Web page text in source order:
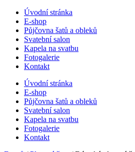
Úvodní stránka
E-shop
Půjčovna šatů a obleků
Svatební salon
Kapela na svatbu
Fotogalerie
Kontakt
Úvodní stránka
E-shop
Půjčovna šatů a obleků
Svatební salon
Kapela na svatbu
Fotogalerie
Kontakt